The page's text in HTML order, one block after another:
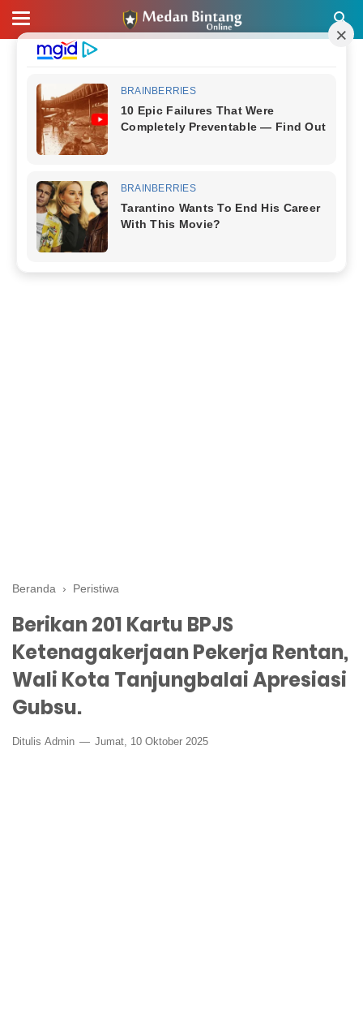
Beranda › Peristiwa
Berikan 201 Kartu BPJS
Ketenagakerjaan Pekerja Rentan,
Wali Kota Tanjungbalai Apresiasi
Gubsu.
Ditulis Admin Jumat, 10 Oktober 2025